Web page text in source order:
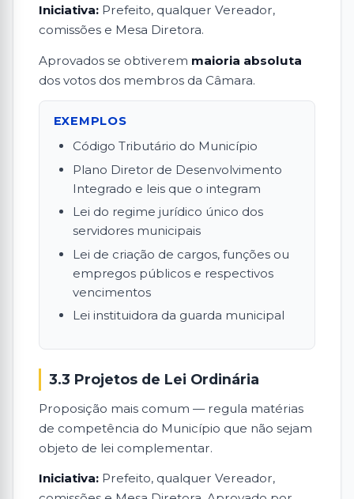
Iniciativa: Prefeito, qualquer Vereador,
comissões e Mesa Diretora.
Aprovados se obtiverem maioria absoluta
dos votos dos membros da Câmara.
EXEMPLOS
Código Tributário do Município
Plano Diretor de Desenvolvimento
Integrado e leis que o integram
Lei do regime jurídico único dos
servidores municipais
Lei de criação de cargos, funções ou
empregos públicos e respectivos
vencimentos
Lei instituidora da guarda municipal
3.3 Projetos de Lei Ordinária
Proposição mais comum — regula matérias
de competência do Município que não sejam
objeto de lei complementar.
Iniciativa: Prefeito, qualquer Vereador,